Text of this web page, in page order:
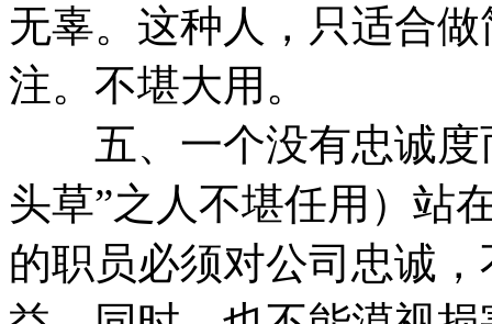
无辜。这种人，只适合
注。不堪大用。
五、一个没有忠诚度
头草”之人不堪任用）站
的职员必须对公司忠诚